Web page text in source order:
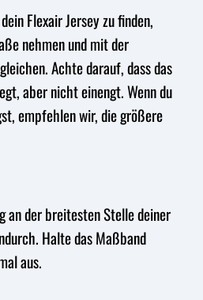
Flexair Jersey zu finden,
nehmen und mit der
Achte darauf, dass das
aber nicht einengt. Wenn du
empfehlen wir, die größere
an der breitesten Stelle deiner
Halte das Maßband
aus.